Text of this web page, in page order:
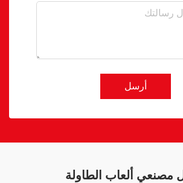
أرسل
مصنعي ألعاب الطاولة